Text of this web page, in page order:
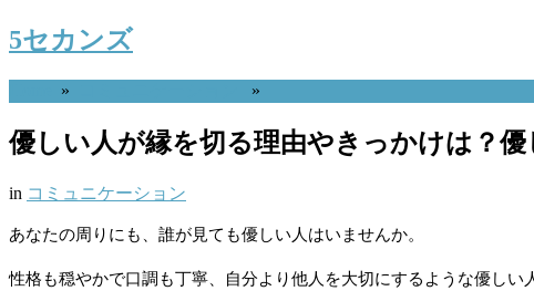
5セカンズ
» »
優しい人が縁を切る理由やきっかけは？優
in コミュニケーション
あなたの周りにも、誰が見ても優しい人はいませんか。
性格も穏やかで口調も丁寧、自分より他人を大切にするような優しい